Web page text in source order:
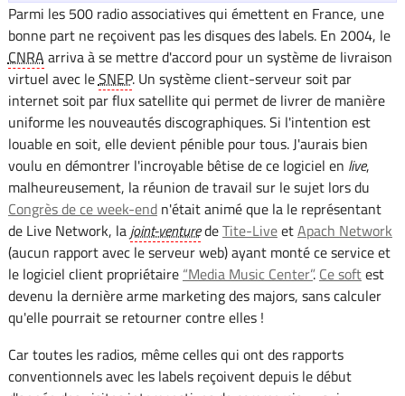
Parmi les 500 radio associatives qui émettent en France, une
bonne part ne reçoivent pas les disques des labels. En 2004, le
CNRA arriva à se mettre d'accord pour un système de livraison
virtuel avec leSNEP. Un système client-serveur soit par
internet soit par flux satellite qui permet de livrer de manière
uniforme les nouveautés discographiques. Si l'intention est
louable en soit, elle devient pénible pour tous. J'aurais bien
voulu en démontrer l'incroyable bêtise de ce logiciel en live,
malheureusement, la réunion de travail sur le sujet lors du
Congrès de ce week-endn'était animé que la le représentant
de Live Network, la joint-venturedeTite-LiveetApach Network
(aucun rapport avec le serveur web) ayant monté ce service et
le logiciel client propriétaire “Media Music Center”. Ce softest
devenu la dernière arme marketing des majors, sans calculer
qu'elle pourrait se retourner contre elles !
Car toutes les radios, même celles qui ont des rapports
conventionnels avec les labels reçoivent depuis le début